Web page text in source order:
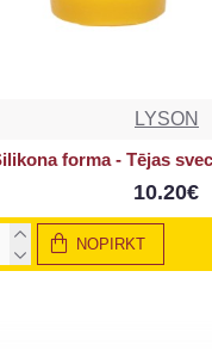
LYSON
forma - Tējas
10.20€
NOPIRKT